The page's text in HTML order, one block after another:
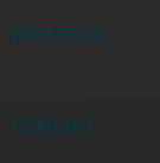
FACEBOOK
KONTAKT